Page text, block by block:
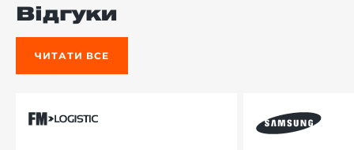
Відгуки
ЧИТАТИ ВСЕ